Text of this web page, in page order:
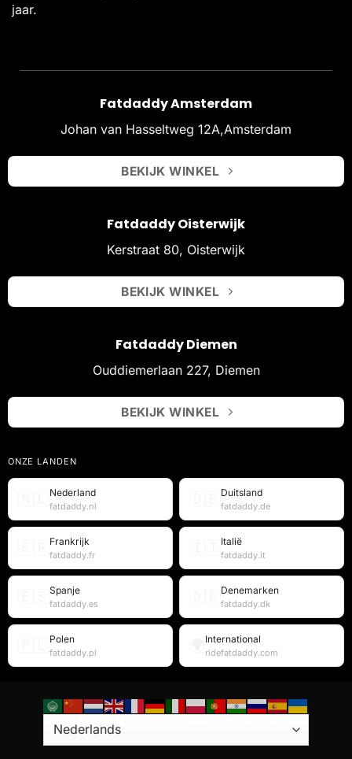
jaar.
Fatdaddy Amsterdam
Johan van Hasseltweg 12A,Amsterdam
BEKIJK WINKEL
Fatdaddy Oisterwijk
Kerstraat 80, Oisterwijk
BEKIJK WINKEL
Fatdaddy Diemen
Ouddiemerlaan 227, Diemen
BEKIJK WINKEL
ONZE LANDEN
Nederland
fatdaddy.nl
Duitsland
fatdaddy.de
Frankrijk
fatdaddy.fr
Italië
fatdaddy.it
Spanje
fatdaddy.es
Denemarken
fatdaddy.dk
Polen
fatdaddy.pl
International
ridefatdaddy.com